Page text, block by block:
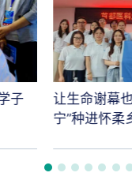
子
让生命谢幕
宁”种进怀柔